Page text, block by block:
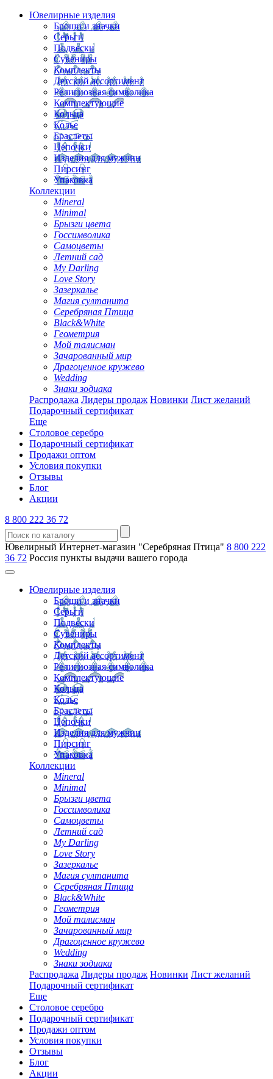
Ювелирные изделия
Броши и значки
Серьги
Подвески
Сувениры
Комплекты
Детский ассортимент
Религиозная символика
Комплектующие
Кольца
Колье
Браслеты
Цепочки
Изделия для мужчин
Пирсинг
Упаковка
Коллекции
Mineral
Minimal
Брызги цвета
Госсимволика
Самоцветы
Летний сад
My Darling
Love Story
Зазеркалье
Магия султанита
Серебряная Птица
Black&White
Геометрия
Мой талисман
Зачарованный мир
Драгоценное кружево
Wedding
Знаки зодиака
Распродажа Лидеры продаж Новинки Лист желаний
Подарочный сертификат
Еще
Столовое серебро
Подарочный сертификат
Продажи оптом
Условия покупки
Отзывы
Блог
Акции
8 800 222 36 72
Ювелирный Интернет-магазин "Серебряная Птица" 8 800 222
36 72 Россия пункты выдачи вашего города
Ювелирные изделия
Броши и значки
Серьги
Подвески
Сувениры
Комплекты
Детский ассортимент
Религиозная символика
Комплектующие
Кольца
Колье
Браслеты
Цепочки
Изделия для мужчин
Пирсинг
Упаковка
Коллекции
Mineral
Minimal
Брызги цвета
Госсимволика
Самоцветы
Летний сад
My Darling
Love Story
Зазеркалье
Магия султанита
Серебряная Птица
Black&White
Геометрия
Мой талисман
Зачарованный мир
Драгоценное кружево
Wedding
Знаки зодиака
Распродажа Лидеры продаж Новинки Лист желаний
Подарочный сертификат
Еще
Столовое серебро
Подарочный сертификат
Продажи оптом
Условия покупки
Отзывы
Блог
Акции